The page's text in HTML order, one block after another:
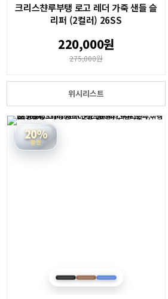
크리스챤루부탱 로고 레더 가죽 샌들 슬
리퍼 (2컬러) 26SS
220,000원
275,000원
위시리스트
20%
할인